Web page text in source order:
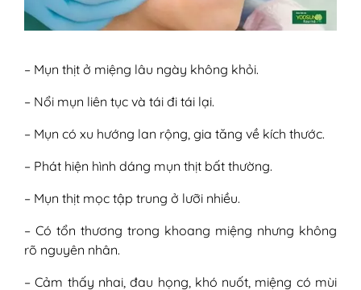
– Mụn thịt ở miệng lâu ngày không khỏi.
– Nổi mụn liên tục và tái đi tái lại.
– Mụn có xu hướng lan rộng, gia tăng về kích thước.
– Phát hiện hình dáng mụn thịt bất thường.
– Mụn thịt mọc tập trung ở lưỡi nhiều.
– Có tổn thương trong khoang miệng nhưng không
rõ nguyên nhân.
– Cảm thấy nhai, đau họng, khó nuốt, miệng có mùi